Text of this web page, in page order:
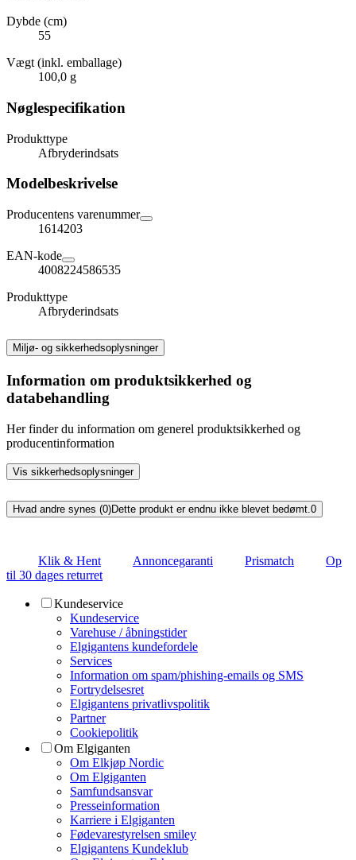
Dybde (cm)
55
Vægt (inkl. emballage)
100,0 g
Nøglespecifikation
Produkttype
Afbryderindsats
Modelbeskrivelse
Producentens varenummer
1614203
EAN-kode
4008224586535
Produkttype
Afbryderindsats
Miljø- og sikkerhedsoplysninger
Information om produktsikkerhed og
databehandling
Her finder du information om generel produktsikkerhed og
producentinformation
Vis sikkerhedsoplysninger
Hvad andre synes (0)Dette produkt er endnu ikke blevet bedømt. 0
Klik & Hent Annoncegaranti Prismatch
Op
til 30 dages returret
Kundeservice
Kundeservice
Varehuse / åbningstider
Elgigantens kundefordele
Services
Information om spam/phishing-emails og SMS
Fortrydelsesret
Elgigantens privatlivspolitik
Partner
Cookiepolitik
Om Elgiganten
Om Elkjøp Nordic
Om Elgiganten
Samfundsansvar
Presseinformation
Karriere i Elgiganten
Fødevarestyrelsen smiley
Elgigantens Kundeklub